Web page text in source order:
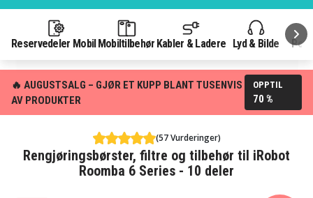
Reservedeler Mobil Mobiltilbehør Kabler & Ladere Lyd & Bilde
🔥 AUGUSTSALG – GJØR ET KUPP BLANT TUSENVIS
AV PRODUKTER
OPPTIL
70 %
(57 Vurderinger)
Rengjøringsbørster, filtre og tilbehør til iRobot
Roomba 6 Series - 10 deler